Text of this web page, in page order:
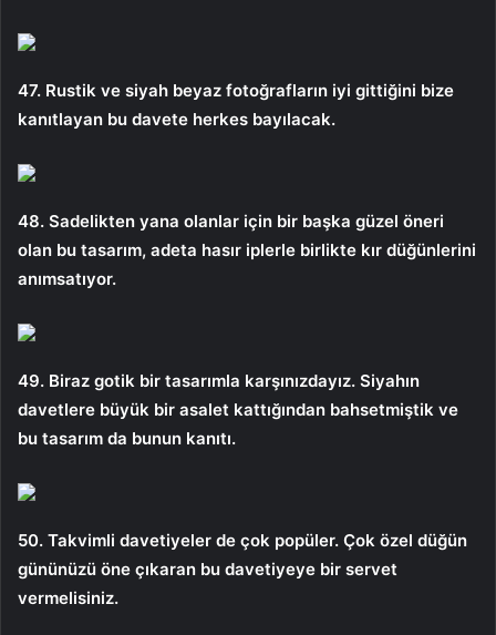
47. Rustik ve siyah beyaz fotoğrafların iyi gittiğini bize
kanıtlayan bu davete herkes bayılacak.
48. Sadelikten yana olanlar için bir başka güzel öneri
olan bu tasarım, adeta hasır iplerle birlikte kır düğünlerini
anımsatıyor.
49. Biraz gotik bir tasarımla karşınızdayız. Siyahın
davetlere büyük bir asalet kattığından bahsetmiştik ve
bu tasarım da bunun kanıtı.
50. Takvimli davetiyeler de çok popüler. Çok özel düğün
gününüzü öne çıkaran bu davetiyeye bir servet
vermelisiniz.